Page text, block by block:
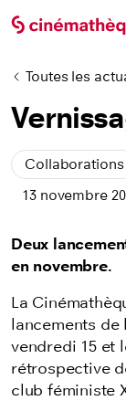
Toutes les
Collaborations
13 novembre
Deux
en novembre.
La
lancements
vendredi 15 et
rétrospective
club féministe